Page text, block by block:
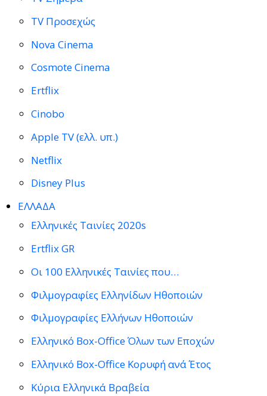
TV Προσεχώς
Nova Cinema
Cosmote Cinema
Ertflix
Cinobo
Apple TV (ελλ. υπ.)
Netflix
Disney Plus
ΕΛΛΑΔΑ
Ελληνικές Ταινίες 2020s
Ertflix GR
Οι 100 Ελληνικές Ταινίες που…
Φιλμογραφίες Ελληνίδων Ηθοποιών
Φιλμογραφίες Ελλήνων Ηθοποιών
Ελληνικό Box-Office Όλων των Εποχών
Ελληνικό Box-Office Κορυφή ανά Έτος
Κύρια Ελληνικά Βραβεία